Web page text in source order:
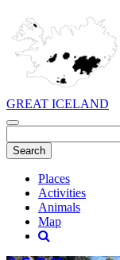
GREAT ICELAND
Places
Activities
Animals
Map